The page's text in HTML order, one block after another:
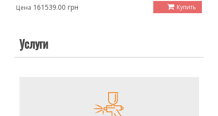
Цена 161539.00 грн Купить
Услуги